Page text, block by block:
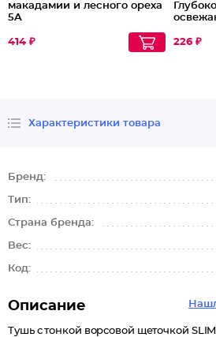
макадамии и лесного ореха
5A
414 ₽ 226 ₽
Характеристики товара
Бренд:
Тип:
Страна бренда:
Вес:
Код:
Описание
Тушь с тонкой ворсовой щеточкой